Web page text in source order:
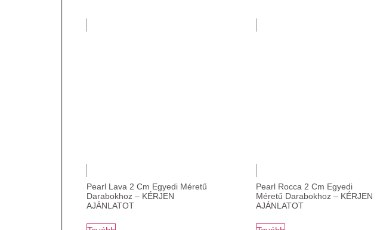
Pearl Lava 2 Cm Egyedi Méretű
Darabokhoz – KÉRJEN
AJÁNLATOT
Pearl Rocca 2 Cm Egyedi
Méretű Darabokhoz – KÉRJEN
AJÁNLATOT